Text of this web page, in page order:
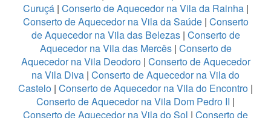
Curuçá | Conserto de Aquecedor na Vila da Rainha |
Conserto de Aquecedor na Vila da Saúde| Conserto
de Aquecedor na Vila das Belezas| Conserto de
Aquecedor na Vila das Mercês| Conserto de
Aquecedor na Vila Deodoro| Conserto de Aquecedor
na Vila Diva | Conserto de Aquecedor na Vila do
Castelo | Conserto de Aquecedor na Vila do Encontro |
Conserto de Aquecedor na Vila Dom Pedro II |
Conserto de Aquecedor na Vila do Sol | Conserto de